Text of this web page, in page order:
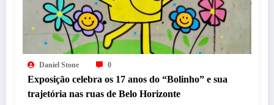
Daniel Stone 0
Exposição celebra os 17 anos do “Bolinho” e sua
trajetória nas ruas de Belo Horizonte